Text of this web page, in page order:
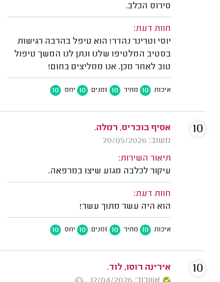
סירוס הכלב.
חוות דעת:
יוסי וטרינר נהדר! הוא טיפל בהרבה רגישות
בסטיב המלטיפו שלנו ונתן לנו המשך טיפול
טוב לאחר מכן. אנו ממליצים בחום!
איכות 10 מחיר 10 זמנים 10 יחס 10
אסיף בוכריס, רמלה.
משוב: 20/05/2026
תיאור השירות:
עיקור לכלבה מגזע שיצו במרפאה.
חוות דעת:
הוא היה עשר מתוך עשר!
איכות 10 מחיר 10 זמנים 10 יחס 10
10
אירינה רוסו, לוד.
10